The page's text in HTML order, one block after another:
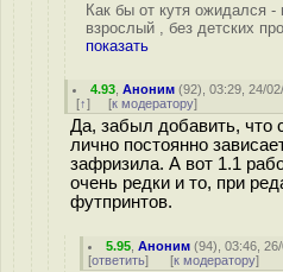
Как бы от кутя ожидался
взрослый , без детских
показать
4.93 ,Аноним (92), 03:29, 24/
[↑] [к модератору]
Да, забыл добавить, что
лично постоянно
зафризила. А вот 1.1
очень редки и то, при
футпринтов.
5.95 ,Аноним (94), 03:46,
[ответить] [к модератору]